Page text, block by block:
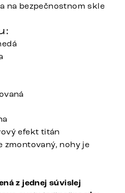
na bezpečnostnom skle
efekt titán
zmontovaný, nohy je
z jednej súvislej